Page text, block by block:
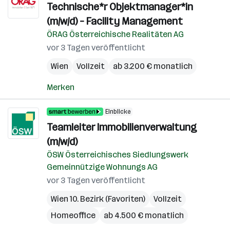
Technische*r Objektmanager*in
(m/w/d) – Facility Management
ÖRAG Österreichische Realitäten AG
vor 3 Tagen veröffentlicht
Wien
Vollzeit ab 3.200 € monatlich
Merken
Einblicke
Teamleiter Immobilienverwaltung
(m/w/d)
ÖSW Österreichisches Siedlungswerk
Gemeinnützige Wohnungs AG
vor 3 Tagen veröffentlicht
Wien 10. Bezirk (Favoriten)
Vollzeit
Homeoffice
ab 4.500 € monatlich